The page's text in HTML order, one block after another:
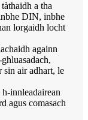
a tha
DIN, inbhe
lorgaidh locht
againn
sin air adhart, le
innleadairean
agus comasach